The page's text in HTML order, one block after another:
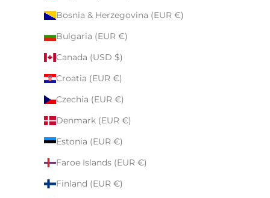
Bosnia & Herzegovina (EUR €)
Bulgaria (EUR €)
Canada (USD $)
Croatia (EUR €)
Czechia (EUR €)
Denmark (EUR €)
Estonia (EUR €)
Faroe Islands (EUR €)
Finland (EUR €)